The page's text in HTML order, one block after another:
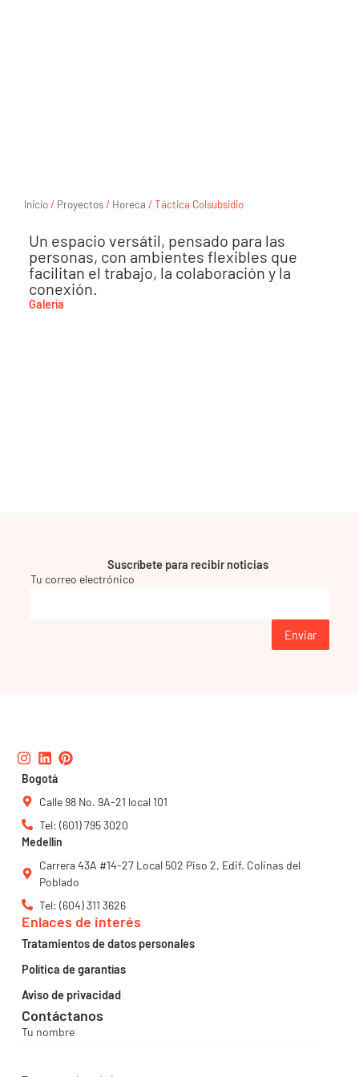
Inicio/ Proyectos/ Horeca / Táctica Colsubsidio
Un espacio versátil, pensado para las
personas, con ambientes flexibles que
facilitan el trabajo, la colaboración y la
conexión.
Galería
Suscríbete para recibir noticias
Tu correo electrónico
Enviar
Instagram
Linkedin
Pinterest
Bogotá
Calle 98 No. 9A-21 local 101
Tel: (601) 795 3020
Medellín
Carrera 43A #14-27 Local 502 Piso 2, Edif. Colinas del
Poblado
Tel: (604) 311 3626
Contáctanos
Tu nombre
Enlaces de interés
Tratamientos de datos personales
Política de garantías
Aviso de privacidad